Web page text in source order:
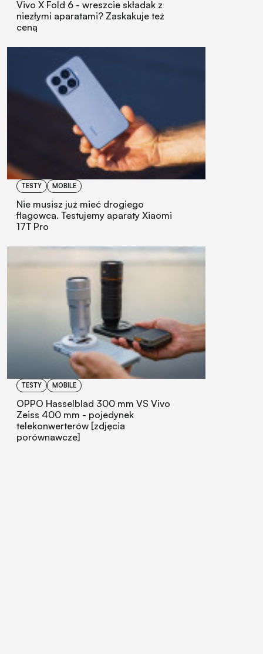
Vivo X Fold 6 - wreszcie składak z
niezłymi aparatami? Zaskakuje też
ceną
TESTY MOBILE
Nie musisz już mieć drogiego
flagowca. Testujemy aparaty Xiaomi
17T Pro
TESTY MOBILE
OPPO Hasselblad 300 mm VS Vivo
Zeiss 400 mm - pojedynek
telekonwerterów [zdjęcia
porównawcze]